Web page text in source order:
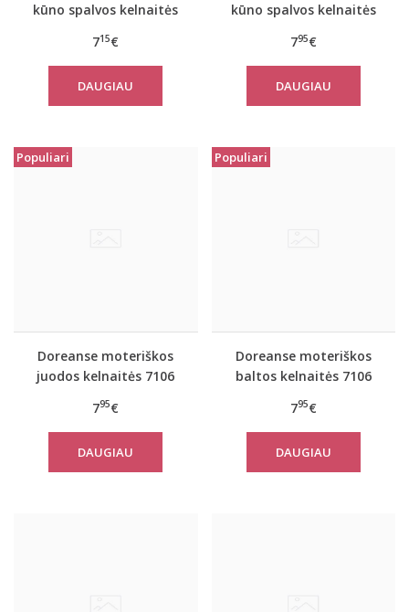
kūno spalvos kelnaitės
715€
DAUGIAU
kūno spalvos kelnaitės
795€
DAUGIAU
Populiari
Doreanse moteriškos
juodos kelnaitės 7106
795€
DAUGIAU
Populiari
Doreanse moteriškos
baltos kelnaitės 7106
795€
DAUGIAU